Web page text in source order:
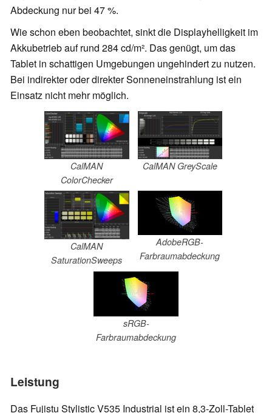
Abdeckung nur bei 47 %.
Wie schon eben beobachtet, sinkt die Displayhelligkeit im
Akkubetrieb auf rund 284 cd/m². Das genügt, um das
Tablet in schattigen Umgebungen ungehindert zu nutzen.
Bei indirekter oder direkter Sonneneinstrahlung ist ein
Einsatz nicht mehr möglich.
CalMAN
ColorChecker
CalMAN GreyScale
CalMAN
SaturationSweeps
AdobeRGB-
Farbraumabdeckung
sRGB-
Farbraumabdeckung
Leistung
Das Fujistu Stylistic V535 Industrial ist ein 8,3-Zoll-Tablet